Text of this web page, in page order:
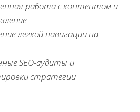
работа с контентом и
легкой навигации на
SEO-аудиты и
стратегии